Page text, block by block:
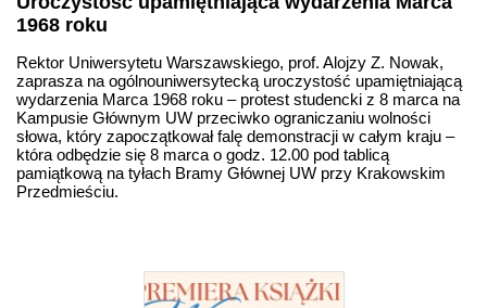
1968 roku
Rektor Uniwersytetu Warszawskiego, prof. Alojzy Z. Nowak,
zaprasza na ogólnouniwersytecką uroczystość upamiętniającą
wydarzenia Marca 1968 roku – protest studencki z 8 marca na
Kampusie Głównym UW przeciwko ograniczaniu wolności
słowa, który zapoczątkował falę demonstracji w całym kraju –
która odbędzie się 8 marca o godz. 12.00 pod tablicą
pamiątkową na tyłach Bramy Głównej UW przy Krakowskim
Przedmieściu.